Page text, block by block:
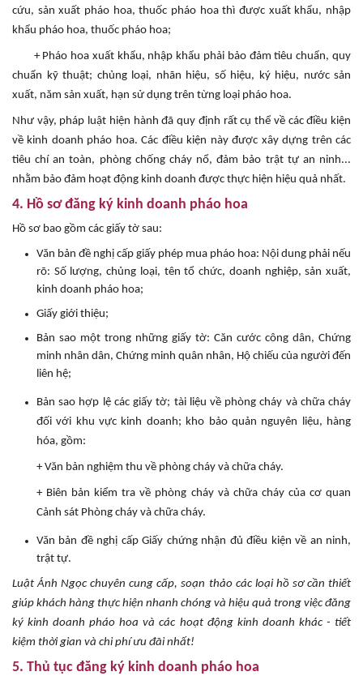
cứu, sản xuất pháo hoa, thuốc pháo hoa thì được xuất khẩu, nhập
khẩu pháo hoa, thuốc pháo hoa;
+ Pháo hoa xuất khẩu, nhập khẩu phải bảo đảm tiêu chuẩn, quy
chuẩn kỹ thuật; chủng loại, nhãn hiệu, số hiệu, ký hiệu, nước sản
xuất, năm sản xuất, hạn sử dụng trên từng loại pháo hoa.
Như vậy, pháp luật hiện hành đã quy định rất cụ thể về các điều kiện
về kinh doanh pháo hoa. Các điều kiện này được xây dựng trên các
tiêu chí an toàn, phòng chống cháy nổ, đảm bảo trật tự an ninh...
nhằm bảo đảm hoạt động kinh doanh được thực hiện hiệu quả nhất.
4. Hồ sơ đăng ký kinh doanh pháo hoa
Hồ sơ bao gồm các giấy tờ sau:
Văn bản đề nghị cấp giấy phép mua pháo hoa: Nội dung phải nếu
rõ: Số lượng, chủng loại, tên tổ chức, doanh nghiệp, sản xuất,
kinh doanh pháo hoa;
Giấy giới thiệu;
Bản sao một trong những giấy tờ: Căn cước công dân, Chứng
minh nhân dân, Chứng minh quân nhân, Hộ chiếu của người đến
liên hệ;
Bản sao hợp lệ các giấy tờ; tài liệu về phòng cháy và chữa cháy
đối với khu vực kinh doanh; kho bảo quản nguyên liệu, hàng
hóa, gồm:
+ Văn bản nghiệm thu về phòng cháy và chữa cháy.
+ Biên bản kiểm tra về phòng cháy và chữa cháy của cơ quan
Cảnh sát Phòng cháy và chữa cháy.
Văn bản đề nghị cấp Giấy chứng nhận đủ điều kiện về an ninh,
trật tự.
Luật Ánh Ngọc chuyên cung cấp, soạn thảo các loại hồ sơ cần thiết
giúp khách hàng thực hiện nhanh chóng và hiệu quả trong việc đăng
ký kinh doanh pháo hoa và các hoạt động kinh doanh khác - tiết
kiệm thời gian và chi phí ưu đãi nhất!
5. Thủ tục đăng ký kinh doanh pháo hoa